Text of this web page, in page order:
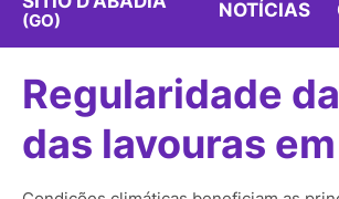
Conversor Colunistas Eventos
(GO) NOTÍCIAS
Regularidade
das lavouras